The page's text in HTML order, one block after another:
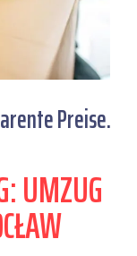
Preise.
UMZUG